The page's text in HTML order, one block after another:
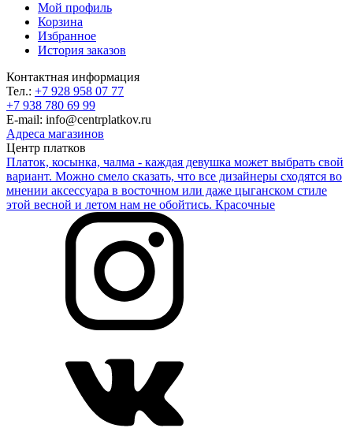
Мой профиль
Корзина
Избранное
История заказов
Контактная информация
Тел.: +7 928 958 07 77
+7 938 780 69 99
E-mail: info@centrplatkov.ru
Адреса магазинов
Центр платков
Платок, косынка, чалма - каждая девушка может выбрать свой
вариант. Можно смело сказать, что все дизайнеры сходятся во
мнении аксессуара в восточном или даже цыганском стиле
этой весной и летом нам не обойтись. Красочные